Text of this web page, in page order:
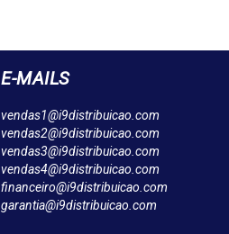
E-MAILS
vendas1@i9distribuicao.com
vendas2@i9distribuicao.com
vendas3@i9distribuicao.com
vendas4@i9distribuicao.com
financeiro@i9distribuicao.com
garantia@i9distribuicao.com